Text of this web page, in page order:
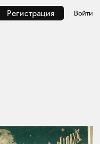
Регистрация Войти